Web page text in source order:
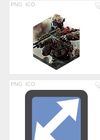
PNG ICO
PNG ICO